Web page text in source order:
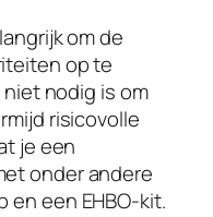
om de
op te
nodig is om
risicovolle
je een
onder andere
en een EHBO-kit.